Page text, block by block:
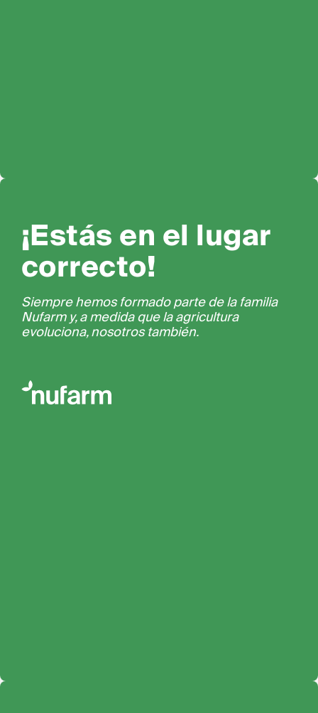
¡Estás en el lugar
correcto!
Siempre hemos formado parte de la familia
Nufarm y, a medida que la agricultura
evoluciona, nosotros también.